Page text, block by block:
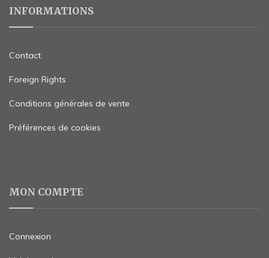
INFORMATIONS
Contact
Foreign Rights
Conditions générales de vente
Préférences de cookies
MON COMPTE
Connexion